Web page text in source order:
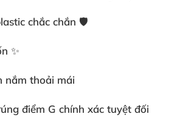
chắc chắn 🛡️
✨
nắm thoải mái
điểm G chính xác tuyệt đối